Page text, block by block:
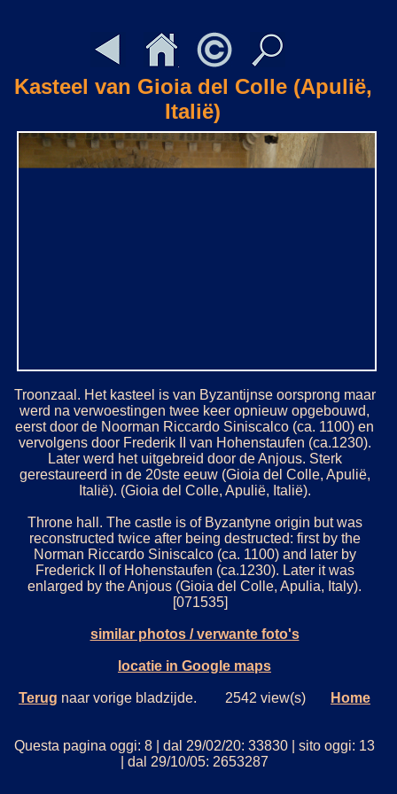
Kasteel van Gioia del Colle (Apulië,
Italië)
Troonzaal. Het kasteel is van Byzantijnse oorsprong maar
werd na verwoestingen twee keer opnieuw opgebouwd,
eerst door de Noorman Riccardo Siniscalco (ca. 1100) en
vervolgens door Frederik II van Hohenstaufen (ca.1230).
Later werd het uitgebreid door de Anjous. Sterk
gerestaureerd in de 20ste eeuw (Gioia del Colle, Apulië,
Italië). (Gioia del Colle, Apulië, Italië).
Throne hall. The castle is of Byzantyne origin but was
reconstructed twice after being destructed: first by the
Norman Riccardo Siniscalco (ca. 1100) and later by
Frederick II of Hohenstaufen (ca.1230). Later it was
enlarged by the Anjous (Gioia del Colle, Apulia, Italy).
[071535]
similar photos / verwante foto's
locatie in Google maps
Terug naar vorige bladzijde. 2542 view(s) Home
Questa pagina oggi: 8 | dal 29/02/20: 33830 | sito oggi: 13
| dal 29/10/05: 2653287